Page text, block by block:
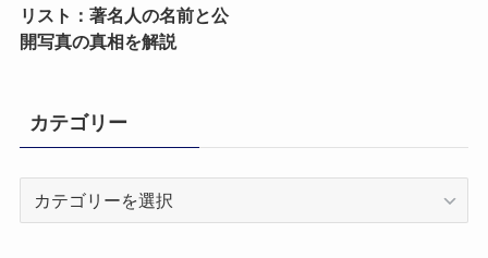
リスト：著名人の名前と公
開写真の真相を解説
カテゴリー